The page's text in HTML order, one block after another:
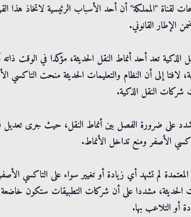
"المملكة" أن أحد الأسباب الرئيسية لاتخاذ هذا
الإطار القانوني.
الذكية تعد أحد أنماط النقل الحديثة، مؤكدا في الوقت
لافتا إلى أن النظام والتعليمات الحديثة منحت التاكسي
النقل الذكية.
الأصفر ومنع تداخل الأنماط.
لم تشهد أي زيادة أو تغيير سواء على التاكسي
الحديثة، مشددا على أن شركات التطبيقات ستكون
أو التلاعب بها.